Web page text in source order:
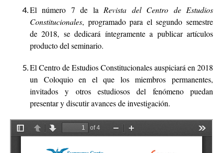
El número 7 de la Revista del Centro de Estudios
Constitucionales, programado para el segundo semestre
de 2018, se dedicará íntegramente a publicar artículos
producto del seminario.
El Centro de Estudios Constitucionales auspiciará en 2018
un Coloquio en el que los miembros permanentes,
invitados y otros estudiosos del fenómeno puedan
presentar y discutir avances de investigación.